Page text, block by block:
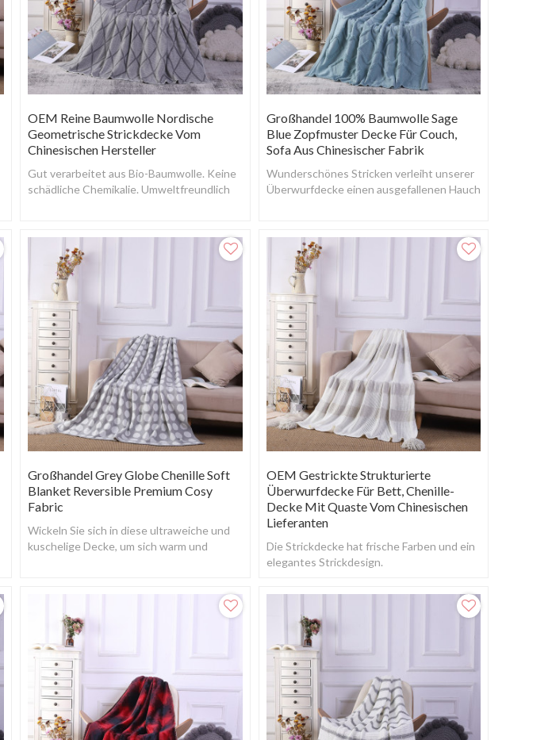
OEM Reine Baumwolle Nordische
Geometrische Strickdecke Vom
Chinesischen Hersteller
Gut verarbeitet aus Bio-Baumwolle. Keine
schädliche Chemikalie. Umweltfreundlich
Großhandel 100% Baumwolle Sage
Blue Zopfmuster Decke Für Couch,
Sofa Aus Chinesischer Fabrik
Wunderschönes Stricken verleiht unserer
Überwurfdecke einen ausgefallenen Hauch
Großhandel Grey Globe Chenille Soft
Blanket Reversible Premium Cosy
Fabric
Wickeln Sie sich in diese ultraweiche und
kuschelige Decke, um sich warm und
OEM Gestrickte Strukturierte
Überwurfdecke Für Bett, Chenille-
Decke Mit Quaste Vom Chinesischen
Lieferanten
Die Strickdecke hat frische Farben und ein
elegantes Strickdesign.